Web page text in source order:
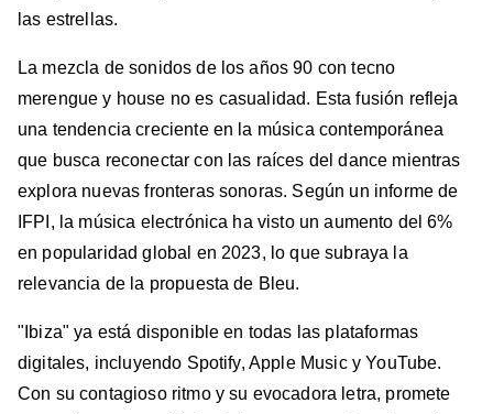
las estrellas.
La mezcla de sonidos de los años 90 con tecno
merengue y house no es casualidad. Esta fusión refleja
una tendencia creciente en la música contemporánea
que busca reconectar con las raíces del dance mientras
explora nuevas fronteras sonoras. Según un informe de
IFPI, la música electrónica ha visto un aumento del 6%
en popularidad global en 2023, lo que subraya la
relevancia de la propuesta de Bleu.
"Ibiza" ya está disponible en todas las plataformas
digitales, incluyendo Spotify, Apple Music y YouTube.
Con su contagioso ritmo y su evocadora letra, promete